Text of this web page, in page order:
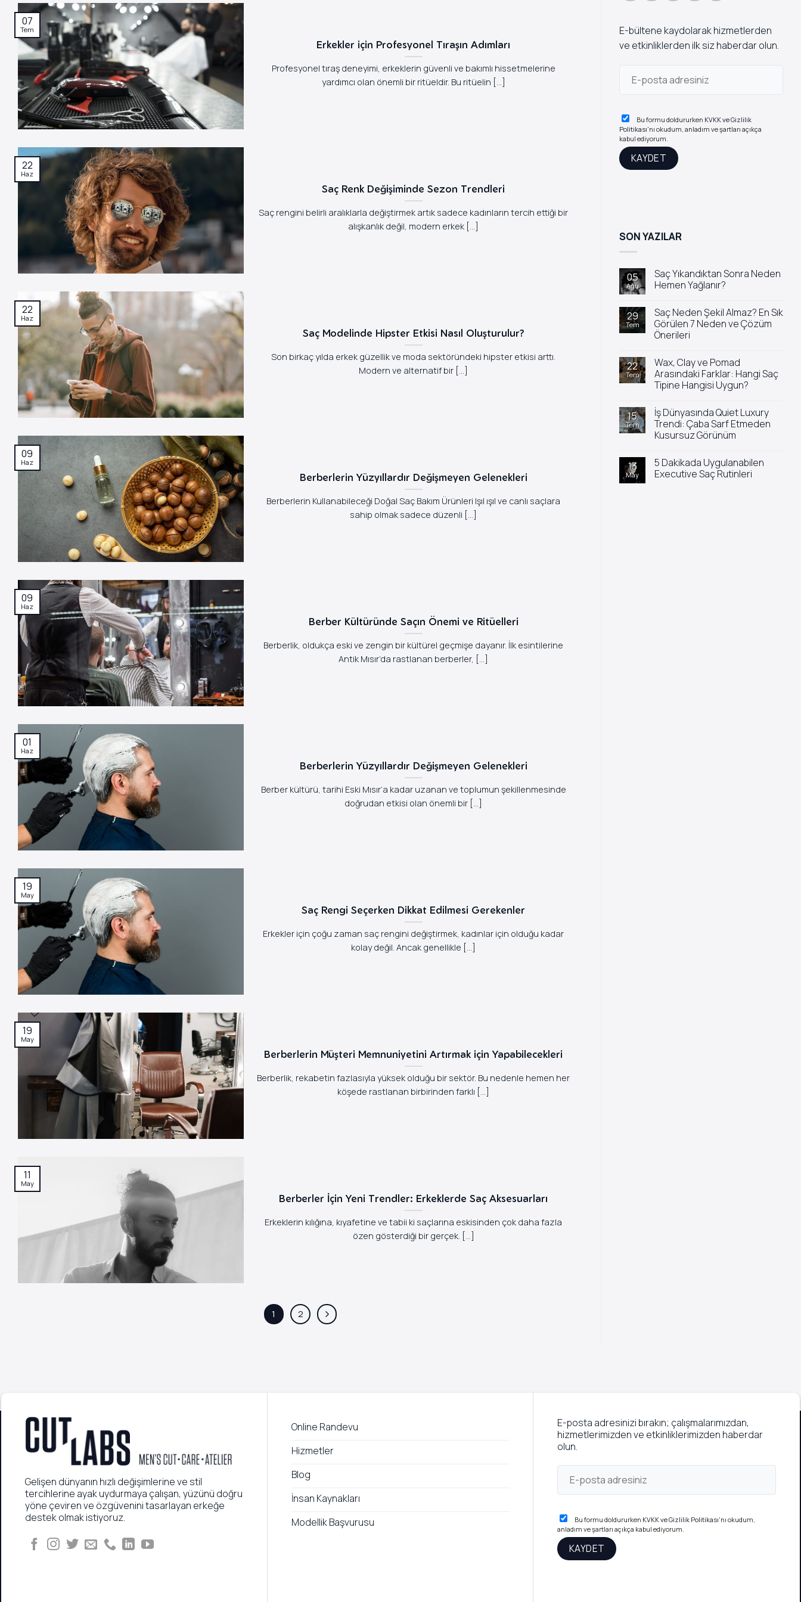
Erkekler için Profesyonel Tıraşın Adımları
Profesyonel tıraş deneyimi, erkeklerin güvenli ve bakımlı hissetmelerine
yardımcı olan önemli bir ritüeldir. Bu ritüelin [...]
07
Tem
Saç Renk Değişiminde Sezon Trendleri
Saç rengini belirli aralıklarla değiştirmek artık sadece kadınların tercih ettiği bir
alışkanlık değil, modern erkek [...]
22
Haz
Saç Modelinde Hipster Etkisi Nasıl Oluşturulur?
Son birkaç yılda erkek güzellik ve moda sektöründeki hipster etkisi arttı.
Modern ve alternatif bir [...]
22
Haz
Berberlerin Yüzyıllardır Değişmeyen Gelenekleri
Berberlerin Kullanabileceği Doğal Saç Bakım Ürünleri Işıl ışıl ve canlı saçlara
sahip olmak sadece düzenli [...]
09
Haz
Berber Kültüründe Saçın Önemi ve Ritüelleri
Berberlik, oldukça eski ve zengin bir kültürel geçmişe dayanır. İlk esintilerine
Antik Mısır’da rastlanan berberler, [...]
09
Haz
Berberlerin Yüzyıllardır Değişmeyen Gelenekleri
Berber kültürü, tarihi Eski Mısır’a kadar uzanan ve toplumun şekillenmesinde
doğrudan etkisi olan önemli bir [...]
01
Haz
Saç Rengi Seçerken Dikkat Edilmesi Gerekenler
Erkekler için çoğu zaman saç rengini değiştirmek, kadınlar için olduğu kadar
kolay değil. Ancak genellikle [...]
19
May
Berberlerin Müşteri Memnuniyetini Artırmak için Yapabilecekleri
Berberlik, rekabetin fazlasıyla yüksek olduğu bir sektör. Bu nedenle hemen her
köşede rastlanan birbirinden farklı [...]
19
May
Berberler İçin Yeni Trendler: Erkeklerde Saç Aksesuarları
Erkeklerin kılığına, kıyafetine ve tabii ki saçlarına eskisinden çok daha fazla
özen gösterdiği bir gerçek. [...]
11
May
1 2
E-bültene kaydolarak hizmetlerden
ve etkinliklerden ilk siz haberdar olun.
Bu formu doldururken KVKK ve Gizlilik
Politikası'nı okudum, anladım ve şartları açıkça
kabul ediyorum.
SON YAZILAR
05
Ağu
Saç Yıkandıktan Sonra Neden
Hemen Yağlanır?
Saç
Yıkandıktan
Sonra
Neden
29
Tem
Saç Neden Şekil Almaz? En Sık
Görülen 7 Neden ve Çözüm
Önerileri
Saç
Neden
Şekil
Almaz?
Görülen
7
Neden
ve
Çözüm
22
Tem
Wax, Clay ve Pomad
Arasındaki Farklar: Hangi Saç
Tipine Hangisi Uygun?
yok
Wax,
Clay
ve
Pomad
Hangi
Saç
Tipine
15
Tem
İş Dünyasında Quiet Luxury
Trendi: Çaba Sarf Etmeden
Kusursuz Görünüm
İş
Dünyasında
Quiet
13
May
5 Dakikada Uygulanabilen
Executive Saç Rutinleri
Gelişen dünyanın hızlı değişimlerine ve stil
tercihlerine ayak uydurmaya çalışan, yüzünü doğru
yöne çeviren ve özgüvenini tasarlayan erkeğe
destek olmak istiyoruz.
Online Randevu
Hizmetler
Blog
İnsan Kaynakları
Modellik Başvurusu
E-posta adresinizi bırakın; çalışmalarımızdan,
hizmetlerimizden ve etkinliklerimizden haberdar
olun.
Bu formu doldururken KVKK ve Gizlilik Politikası'nı okudum,
anladım ve şartları açıkça kabul ediyorum.